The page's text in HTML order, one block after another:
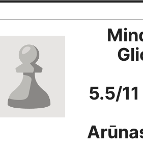
5.5/